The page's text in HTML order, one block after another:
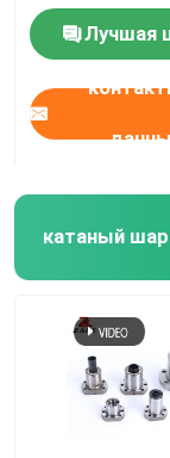
шариковой
Лучшая
катаный